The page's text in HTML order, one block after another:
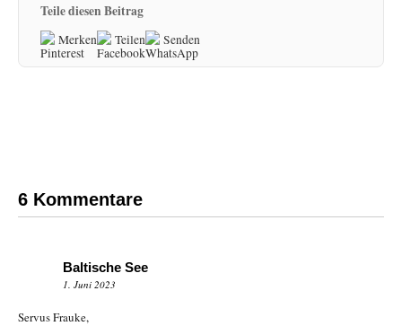
Teile diesen Beitrag
Merken Teilen Senden
6 Kommentare
Baltische See
1. Juni 2023
Servus Frauke,